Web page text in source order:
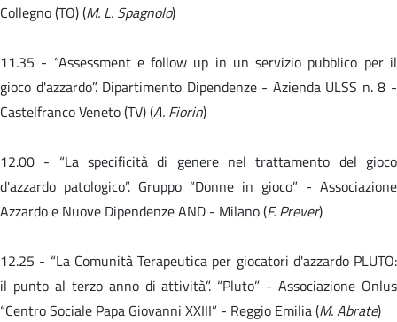
Collegno (TO) (M. L. Spagnolo)
11.35 - “Assessment e follow up in un servizio pubblico per il
gioco d'azzardo”. Dipartimento Dipendenze - Azienda ULSS n. 8 -
Castelfranco Veneto (TV) (A. Fiorin)
12.00 - “La specificità di genere nel trattamento del gioco
d'azzardo patologico”. Gruppo “Donne in gioco” - Associazione
Azzardo e Nuove Dipendenze AND - Milano (F. Prever)
12.25 - “La Comunità Terapeutica per giocatori d'azzardo PLUTO:
il punto al terzo anno di attività”. “Pluto” - Associazione Onlus
“Centro Sociale Papa Giovanni XXIII” - Reggio Emilia (M. Abrate)